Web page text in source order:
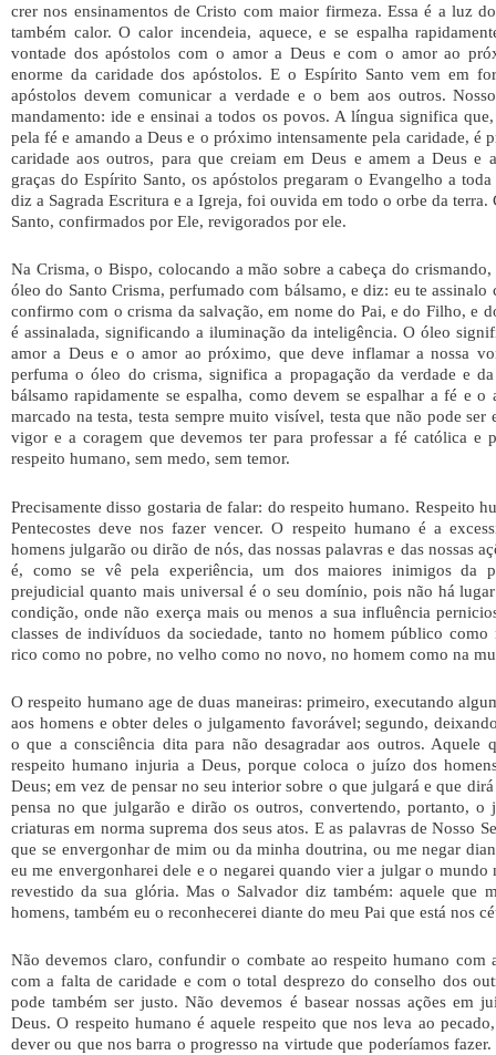
crer nos ensinamentos de Cristo com maior firmeza. Essa é a luz
também calor. O calor incendeia, aquece, e se espalha
vontade dos apóstolos com o amor a Deus e com o amor ao
enorme da caridade dos apóstolos. E o Espírito Santo vem em
apóstolos devem comunicar a verdade e o bem aos outros.
mandamento: ide e ensinai a todos os povos. A língua significa
pela fé e amando a Deus e o próximo intensamente pela caridade, é
caridade aos outros, para que creiam em Deus e amem a Deus e
graças do Espírito Santo, os apóstolos pregaram o Evangelho a
diz a Sagrada Escritura e a Igreja, foi ouvida em todo o orbe da
Santo, confirmados por Ele, revigorados por ele.
Na Crisma, o Bispo, colocando a mão sobre a cabeça do
óleo do Santo Crisma, perfumado com bálsamo, e diz: eu te assinalo
confirmo com o crisma da salvação, em nome do Pai, e do Filho, e
é assinalada, significando a iluminação da inteligência. O óleo
amor a Deus e o amor ao próximo, que deve inflamar a nossa
perfuma o óleo do crisma, significa a propagação da verdade e
bálsamo rapidamente se espalha, como devem se espalhar a fé e
marcado na testa, testa sempre muito visível, testa que não pode ser
vigor e a coragem que devemos ter para professar a fé católica e
respeito humano, sem medo, sem temor.
Precisamente disso gostaria de falar: do respeito humano. Respeito
Pentecostes deve nos fazer vencer. O respeito humano é a
homens julgarão ou dirão de nós, das nossas palavras e das nossas
é, como se vê pela experiência, um dos maiores inimigos da
prejudicial quanto mais universal é o seu domínio, pois não há
condição, onde não exerça mais ou menos a sua influência
classes de indivíduos da sociedade, tanto no homem público
rico como no pobre, no velho como no novo, no homem como na
O respeito humano age de duas maneiras: primeiro, executando
aos homens e obter deles o julgamento favorável; segundo,
o que a consciência dita para não desagradar aos outros. Aquele
respeito humano injuria a Deus, porque coloca o juízo dos
Deus; em vez de pensar no seu interior sobre o que julgará e que
pensa no que julgarão e dirão os outros, convertendo, portanto, o
criaturas em norma suprema dos seus atos. E as palavras de Nosso
que se envergonhar de mim ou da minha doutrina, ou me negar
eu me envergonharei dele e o negarei quando vier a julgar o mundo
revestido da sua glória. Mas o Salvador diz também: aquele que
homens, também eu o reconhecerei diante do meu Pai que está nos
Não devemos claro, confundir o combate ao respeito humano com
com a falta de caridade e com o total desprezo do conselho dos
pode também ser justo. Não devemos é basear nossas ações em
Deus. O respeito humano é aquele respeito que nos leva ao
dever ou que nos barra o progresso na virtude que poderíamos